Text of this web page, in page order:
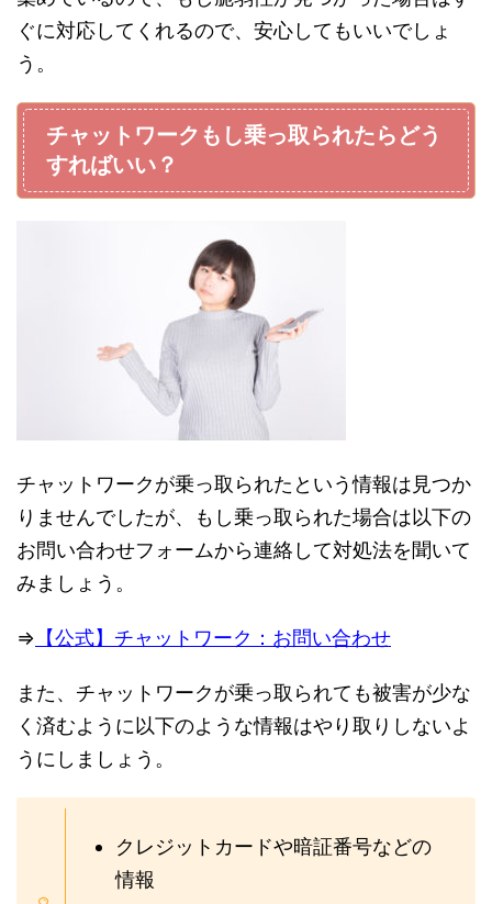
ぐに対応してくれるので、安心してもいいでしょ
う。
チャットワークもし乗っ取られたらどう
すればいい？
チャットワークが乗っ取られたという情報は見つか
りませんでしたが、もし乗っ取られた場合は以下の
お問い合わせフォームから連絡して対処法を聞いて
みましょう。
⇒ 【公式】チャットワーク：お問い合わせ
また、チャットワークが乗っ取られても被害が少な
く済むように以下のような情報はやり取りしないよ
うにしましょう。
クレジットカードや暗証番号などの
情報